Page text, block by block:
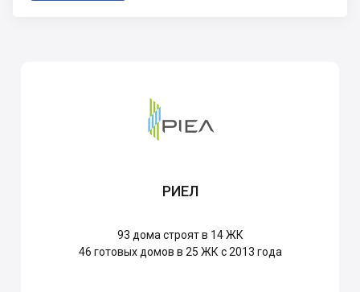
РИЕЛ
93 дома строят в 14 ЖК
46 готовых домов в 25 ЖК с 2013 года